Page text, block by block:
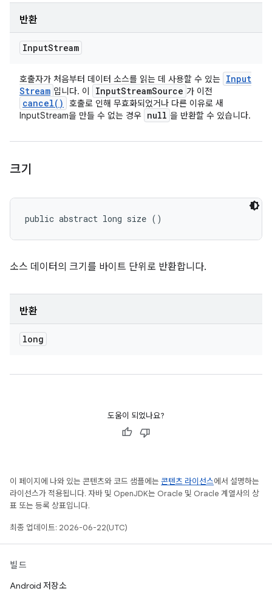
반환
InputStream
호출자가 처음부터 데이터 소스를 읽는 데 사용할 수 있는 Input
Stream 입니다. 이 InputStreamSource 가 이전
cancel( )
호출로 인해 무효화되었거나 다른 이유로 새
InputStream을 만들 수 없는 경우 null 을 반환할 수 있습니다.
크기
public abstract long size ()
소스 데이터의 크기를 바이트 단위로 반환합니다.
반환
long
도움이 되었나요?
이 페이지에 나와 있는 콘텐츠와 코드 샘플에는 콘텐츠 라이선스에서 설명하는
라이선스가 적용됩니다. 자바 및 OpenJDK는 Oracle 및 Oracle 계열사의 상
표 또는 등록 상표입니다.
최종 업데이트: 2026-06-22(UTC)
빌드
Android 저장소